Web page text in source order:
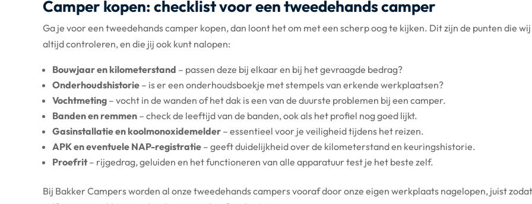
Camper kopen: checklist voor een tweedehands camper
Ga je voor een tweedehands camper kopen, dan loont het om met een scherp oog te kijken. Dit zijn de punten die
altijd controleren, en die jij ook kunt nalopen:
Bouwjaar en kilometerstand – passen deze bij elkaar en bij het gevraagde bedrag?
Onderhoudshistorie – is er een onderhoudsboekje met stempels van erkende werkplaatsen?
Vochtmeting – vocht in de wanden of het dak is een van de duurste problemen bij een camper.
Banden en remmen – check de leeftijd van de banden, ook als het profiel nog goed lijkt.
Gasinstallatie en koolmonoxidemelder – essentieel voor je veiligheid tijdens het reizen.
APK en eventuele NAP-registratie – geeft duidelijkheid over de kilometerstand en keuringshistorie.
Proefrit– rijgedrag, geluiden en het functioneren van alle apparatuur test je het beste zelf.
Bij Bakker Campers worden al onze tweedehands campers vooraf door onze eigen werkplaats nagelopen, juist